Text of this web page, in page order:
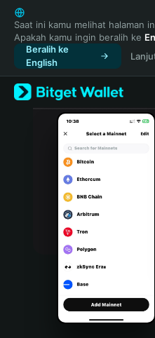
English
日本語
Tiếng Việt
Русский
Español (Latinoamérica)
Türkçe
Italiano
Português (Portugal)
Bahasa Indonesia
Português (Brasil)
Español (Argentina)
Saat ini kamu melihat halaman
Apakah kamu ingin beralih ke
Beralih ke
English